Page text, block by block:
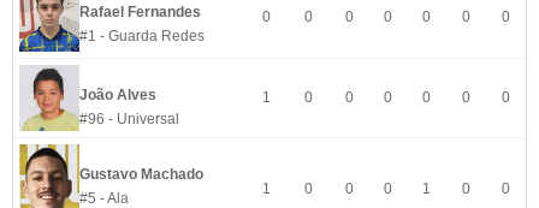
Rafael Fernandes
#1 - Guarda Redes
0 0 0 0 0 0 0
João Alves
#96 - Universal
1 0 0 0 0 0 0
Gustavo Machado
#5 - Ala
1 0 0 0 1 0 0